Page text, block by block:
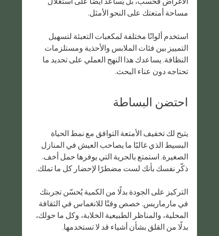
مساحة أمتعتك على النحو الأمثل.
استخدم ألوانًا مختلفة لمكعبات التعبئة لتسهيل
التمييز بين فئات الملابس والأحذية ومستلزمات
النظافة. يساعدك هذا النهج العملي على تحديد ما
تحتاجه دون عناء البحث.
احتضن البساطة
يتيح لك تخفيف الأمتعة التوافق مع نمط الحياة
البسيط الذي غالبًا ما يصاحب العيش في المنازل
الصغيرة. استمتع بالحرية التي يوفرها حمل أخف.
ذكّر نفسك بأنك لست مضطرًا لإحضار كل ما تملك.
التركيز على الجودة بدلًا من الكمية يُحسّن تجربتك
في مارماريس. خصص وقتًا للانغماس في الثقافة
المحلية، والمناظر الطبيعية الخلابة، وكل ما حولك،
بدلًا من القلق بشأن أشياء قد لا تستخدمها.